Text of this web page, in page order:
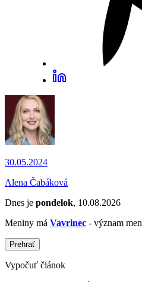
30.05.2024
Alena Čabáková
Dnes je pondelok, 10.08.2026
Meniny má Vavrinec - význam
Prehrať
Vypočuť článok